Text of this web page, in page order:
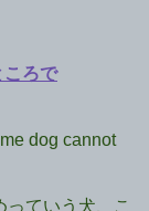
ろで
dog cannot
っていう犬、こ